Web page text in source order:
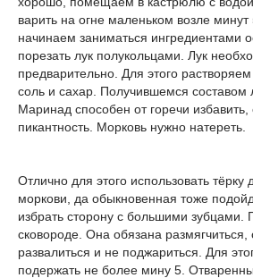
варить на огне маленьком возле
начинаем заниматься ингредиентами
порезать лук полукольцами. Лук
предварительно. Для этого растворяем
соль и сахар. Получившемся составом
Маринад способен от горечи избавить,
пикантность. Морковь нужно натереть.
Отлично для этого использовать тёрку
моркови, да обыкновенная тоже
избрать сторону с большими зубцами.
сковороде. Она обязана
развалиться и не поджариться. Для
подержать не более мину 5.